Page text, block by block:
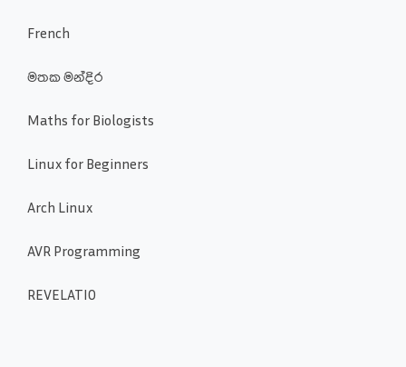
French
මතක මන්දිර
Maths for Biologists
Linux for Beginners
Arch Linux
AVR Programming
REVELATIO